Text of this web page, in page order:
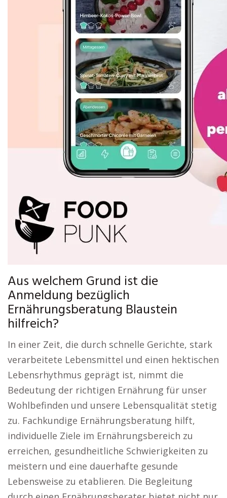
Aus welchem Grund ist die
Anmeldung bezüglich
Ernährungsberatung Blaustein
hilfreich?
In einer Zeit, die durch schnelle Gerichte, stark
verarbeitete Lebensmittel und einen hektischen
Lebensrhythmus geprägt ist, nimmt die
Bedeutung der richtigen Ernährung für unser
Wohlbefinden und unsere Lebensqualität stetig
zu. Fachkundige Ernährungsberatung hilft,
individuelle Ziele im Ernährungsbereich zu
erreichen, gesundheitliche Schwierigkeiten zu
meistern und eine dauerhafte gesunde
Lebensweise zu etablieren. Die Begleitung